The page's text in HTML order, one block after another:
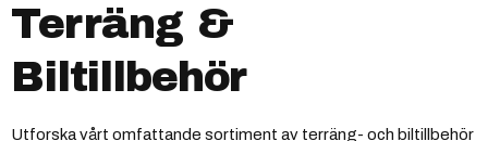
Terräng &
Biltillbehör
Utforska vårt omfattande sortiment av terräng- och biltillbehör